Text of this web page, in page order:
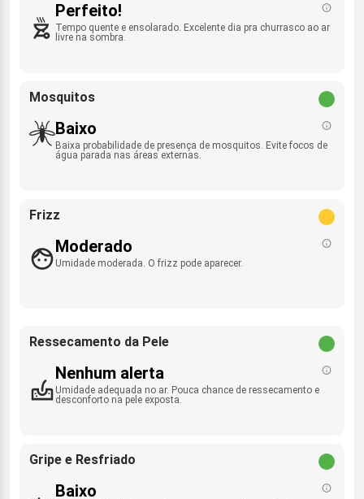
Perfeito!
Tempo quente e ensolarado. Excelente dia pra churrasco ao ar
livre na sombra.
Mosquitos
Baixo
Baixa probabilidade de presença de mosquitos. Evite focos de
água parada nas áreas externas.
Frizz
Moderado
Umidade moderada. O frizz pode aparecer.
Ressecamento da Pele
Nenhum alerta
Umidade adequada no ar. Pouca chance de ressecamento e
desconforto na pele exposta.
Gripe e Resfriado
Baixo